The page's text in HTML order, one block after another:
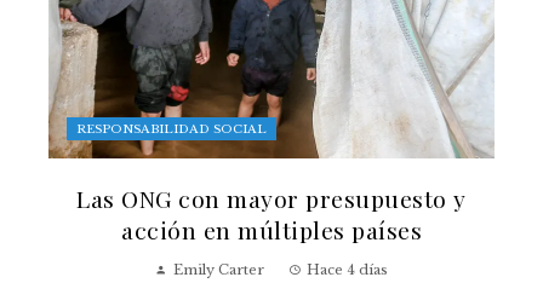
RESPONSABILIDAD SOCIAL
Las ONG con mayor presupuesto y
acción en múltiples países
Emily Carter Hace 4 días